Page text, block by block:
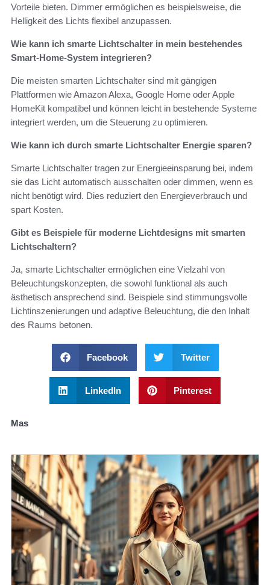
Vorteile bieten. Dimmer ermöglichen es beispielsweise, die
Helligkeit des Lichts flexibel anzupassen.
Wie kann ich smarte Lichtschalter in mein bestehendes
Smart-Home-System integrieren?
Die meisten smarten Lichtschalter sind mit gängigen
Plattformen wie Amazon Alexa, Google Home oder Apple
HomeKit kompatibel und können leicht in bestehende Systeme
integriert werden, um die Steuerung zu optimieren.
Wie kann ich durch smarte Lichtschalter Energie sparen?
Smarte Lichtschalter tragen zur Energieeinsparung bei, indem
sie das Licht automatisch ausschalten oder dimmen, wenn es
nicht benötigt wird. Dies reduziert den Energieverbrauch und
spart Kosten.
Gibt es Beispiele für moderne Lichtdesigns mit smarten
Lichtschaltern?
Ja, smarte Lichtschalter ermöglichen eine Vielzahl von
Beleuchtungskonzepten, die sowohl funktional als auch
ästhetisch ansprechend sind. Beispiele sind stimmungsvolle
Lichtinszenierungen und adaptive Beleuchtung, die den Inhalt
des Raums betonen.
Facebook Twitter
LinkedIn Pinterest
Mas